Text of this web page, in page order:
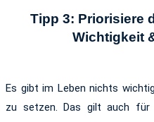
Tipp 3: Priorisiere
Wichtigkeit
Es gibt im Leben nichts
zu setzen. Das gilt auch für